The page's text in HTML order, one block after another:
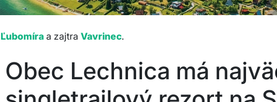
Ľubomíra a zajtra Vavrinec.
Obec Lechnica má